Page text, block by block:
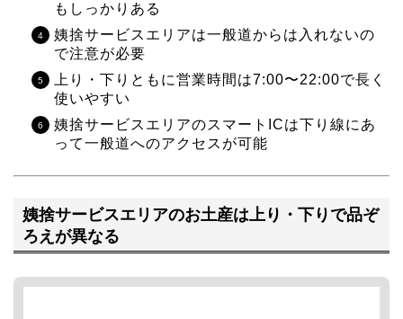
もしっかりある
姨捨サービスエリアは一般道からは入れないの
で注意が必要
上り・下りともに営業時間は7:00〜22:00で長く
使いやすい
姨捨サービスエリアのスマートICは下り線にあ
って一般道へのアクセスが可能
姨捨サービスエリアのお土産は上り・下りで品ぞ
ろえが異なる